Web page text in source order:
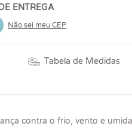
ENTREGA
Não sei meu CEP
Tabela de Medidas
contra o frio, vento e